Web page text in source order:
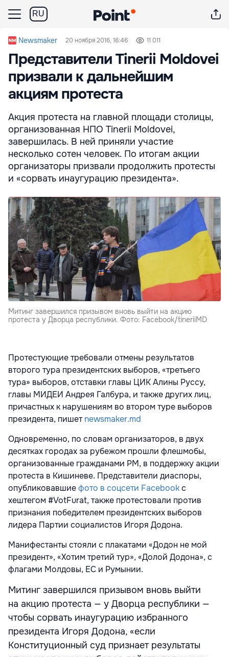
RU
Newsmaker 20 ноября 2016, 16:46 11 011
Представители Tinerii Moldovei
призвали к дальнейшим
акциям протеста
Акция протеста на главной площади столицы,
организованная НПО Tinerii Moldovei,
завершилась. В ней приняли участие
несколько сотен человек. По итогам акции
организаторы призвали продолжить протесты
и «сорвать инаугурацию президента».
Митинг завершился призывом вновь выйти на акцию
протеста у Дворца республики. Фото: Facebook/tineriiMD
Протестующие требовали отмены результатов
второго тура президентских выборов, «третьего
тура» выборов, отставки главы ЦИК Алины Руссу,
главы МИДЕИ Андрея Галбура, и также других лиц,
причастных к нарушениям во втором туре выборов
президента, пишетnewsmaker.md
Одновременно, по словам организаторов, в двух
десятках городах за рубежом прошли флешмобы,
организованные гражданами РМ, в поддержку акции
протеста в Кишиневе. Представители диаспоры,
опубликовавшиефото в соцсети Facebookс
хештегом #VotFurat, также протестовали против
признания победителем президентских выборов
лидера Партии социалистов Игоря Додона.
Манифестанты стояли с плакатами «Додон не мой
президент», «Хотим третий тур», «Долой Додона», с
флагами Молдовы, ЕС и Румынии.
Митинг завершился призывом вновь выйти
на акцию протеста — у Дворца республики —
чтобы сорвать инаугурацию избранного
президента Игоря Додона, «если
Конституционный суд признает результаты